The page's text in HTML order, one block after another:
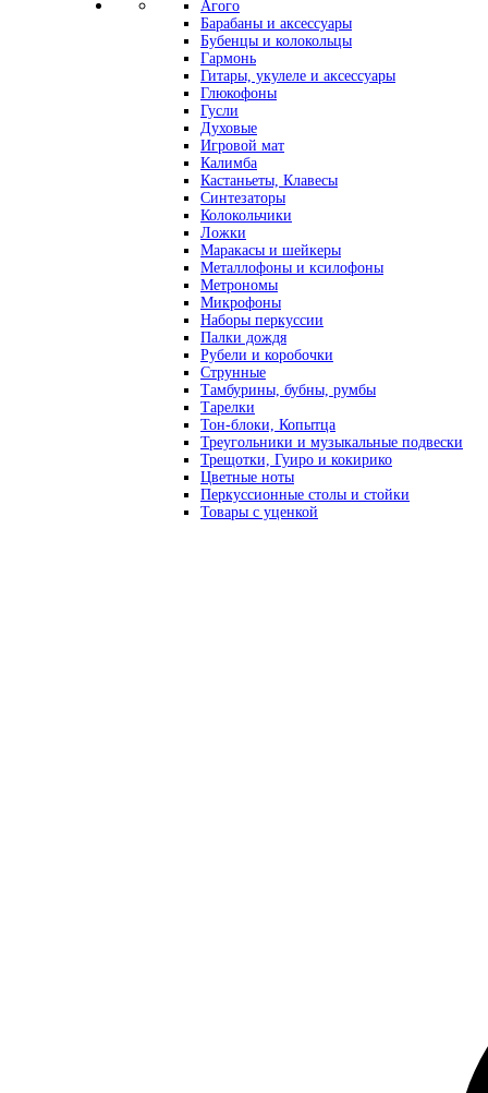
Агого
Барабаны и аксессуары
Бубенцы и колокольцы
Гармонь
Гитары, укулеле и аксессуары
Глюкофоны
Гусли
Духовые
Игровой мат
Калимба
Кастаньеты, Клавесы
Синтезаторы
Колокольчики
Ложки
Маракасы и шейкеры
Металлофоны и ксилофоны
Метрономы
Микрофоны
Наборы перкуссии
Палки дождя
Рубели и коробочки
Струнные
Тамбурины, бубны, румбы
Тарелки
Тон-блоки, Копытца
Треугольники и музыкальные подвески
Трещотки, Гуиро и кокирико
Цветные ноты
Перкуссионные столы и стойки
Товары с уценкой